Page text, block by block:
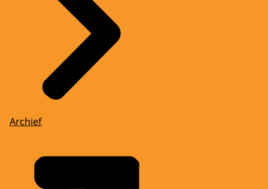
Archief